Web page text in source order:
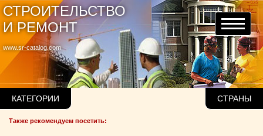
www.sr-catalog.com
СТРОИТЕЛЬСТВО
И РЕМОНТ
КАТЕГОРИИ СТРАНЫ
Также рекомендуем посетить: